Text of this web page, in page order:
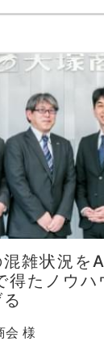
雑状況を
得たノウハ
会 様